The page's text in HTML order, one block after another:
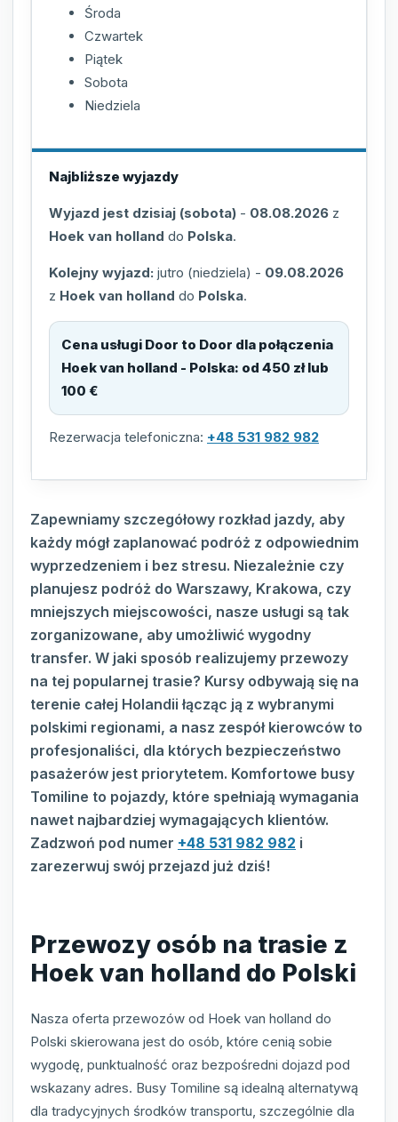
Środa
Czwartek
Piątek
Sobota
Niedziela
Najbliższe wyjazdy
Wyjazd jest dzisiaj (sobota) - 08.08.2026 z
Hoek van holland do Polska.
Kolejny wyjazd: jutro (niedziela) - 09.08.2026
z Hoek van holland do Polska.
Cena usługi Door to Door dla połączenia
Hoek van holland - Polska: od 450 zł lub
100 €
Rezerwacja telefoniczna: +48 531 982 982
Zapewniamy szczegółowy rozkład jazdy, aby
każdy mógł zaplanować podróż z odpowiednim
wyprzedzeniem i bez stresu. Niezależnie czy
planujesz podróż do Warszawy, Krakowa, czy
mniejszych miejscowości, nasze usługi są tak
zorganizowane, aby umożliwić wygodny
transfer. W jaki sposób realizujemy przewozy
na tej popularnej trasie? Kursy odbywają się na
terenie całej Holandii łącząc ją z wybranymi
polskimi regionami, a nasz zespół kierowców to
profesjonaliści, dla których bezpieczeństwo
pasażerów jest priorytetem. Komfortowe busy
Tomiline to pojazdy, które spełniają wymagania
nawet najbardziej wymagających klientów.
Zadzwoń pod numer +48 531 982 982 i
zarezerwuj swój przejazd już dziś!
Przewozy osób na trasie z
Hoek van holland do Polski
Nasza oferta przewozów od Hoek van holland do
Polski skierowana jest do osób, które cenią sobie
wygodę, punktualność oraz bezpośredni dojazd pod
wskazany adres. Busy Tomiline są idealną alternatywą
dla tradycyjnych środków transportu, szczególnie dla